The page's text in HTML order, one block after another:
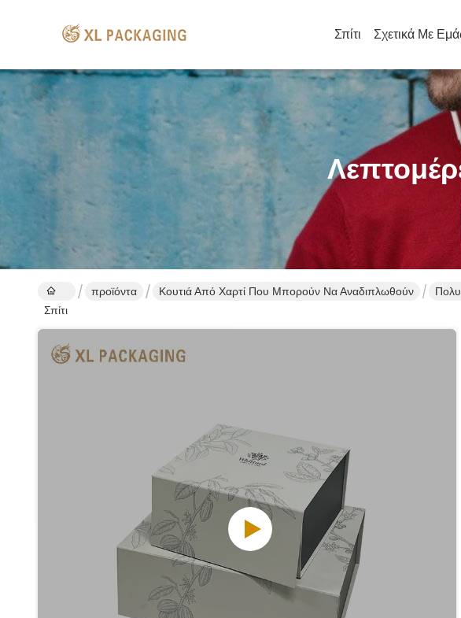
Σπίτι Σχετικά Με
Σπίτι
προϊόντα Κουτιά Από Χαρτί Που Μπορούν Να Αναδιπλωθούν